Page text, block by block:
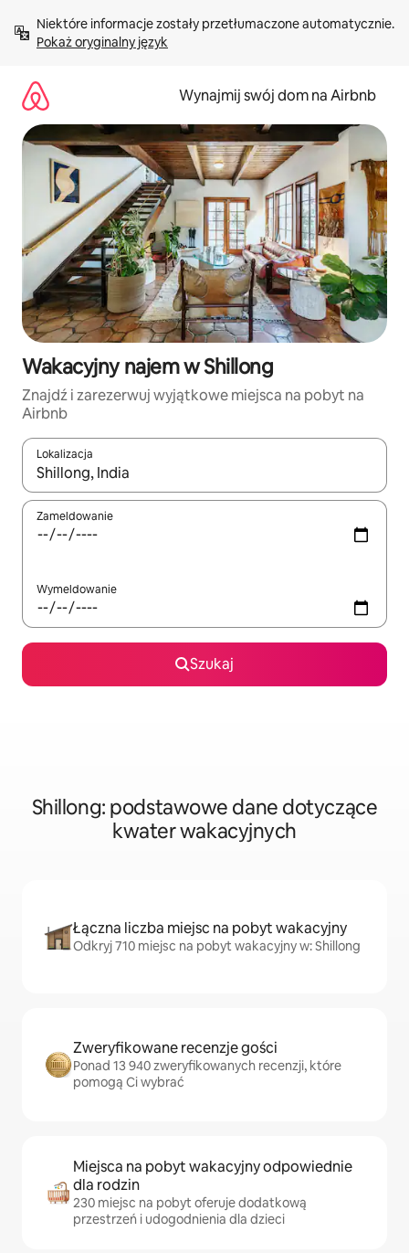
treści Pokaż oryginalny język
Wynajmij swój dom na Airbnb
Wakacyjny najem w Shillong
Znajdź i zarezerwuj wyjątkowe miejsca na pobyt na
Airbnb
Lokalizacja
Gdy wyniki będą dostępne, możesz poruszać się po nich za
Zameldowanie
Wymeldowanie
Szukaj
Shillong: podstawowe dane dotyczące
kwater wakacyjnych
Łączna liczba miejsc na pobyt wakacyjny
Odkryj 710 miejsc na pobyt wakacyjny w: Shillong
Zweryfikowane recenzje gości
Ponad 13 940 zweryfikowanych recenzji, które
pomogą Ci wybrać
Miejsca na pobyt wakacyjny odpowiednie
dla rodzin
230 miejsc na pobyt oferuje dodatkową
przestrzeń i udogodnienia dla dzieci